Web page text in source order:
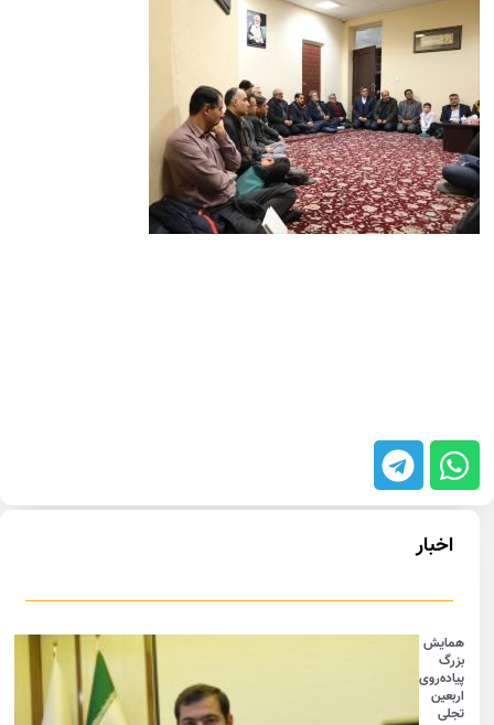
اخبار
همایش
بزرگ
پیاده‌روی
اربعین
تجلی